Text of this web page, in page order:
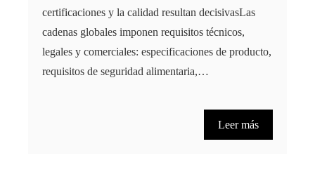
certificaciones y la calidad resultan decisivasLas
cadenas globales imponen requisitos técnicos,
legales y comerciales: especificaciones de producto,
requisitos de seguridad alimentaria,…
Leer más